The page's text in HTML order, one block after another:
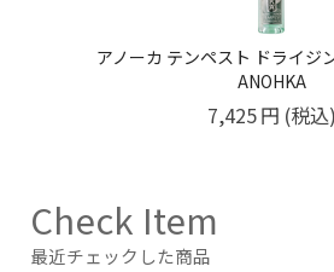
ーカ テンペスト ドライジン 47.2% 750ml
(税込)
Check Item
最近チェックした商品